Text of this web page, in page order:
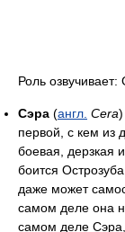
Роль
Сэра (англ. Cera
первой, с кем из
боевая, дерзкая
боится
даже может
самом деле она
самом деле